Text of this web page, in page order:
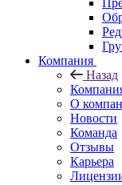
Компания
Назад
О
Новости
Команда
Отзывы
Карьера